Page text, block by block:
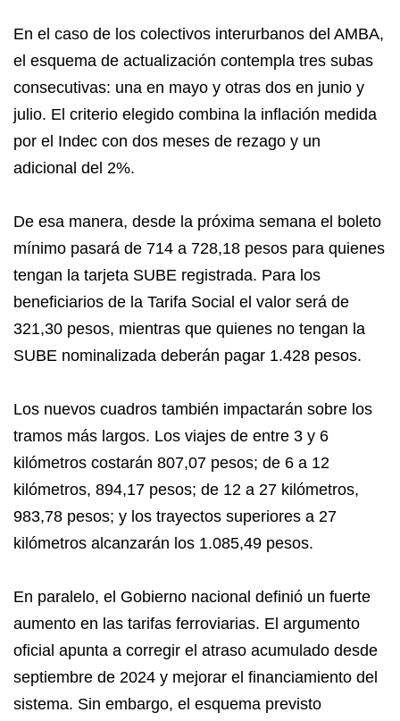
En el caso de los colectivos interurbanos del AMBA,
el esquema de actualización contempla tres subas
consecutivas: una en mayo y otras dos en junio y
julio. El criterio elegido combina la inflación medida
por el Indec con dos meses de rezago y un
adicional del 2%.
De esa manera, desde la próxima semana el boleto
mínimo pasará de 714 a 728,18 pesos para quienes
tengan la tarjeta SUBE registrada. Para los
beneficiarios de la Tarifa Social el valor será de
321,30 pesos, mientras que quienes no tengan la
SUBE nominalizada deberán pagar 1.428 pesos.
Los nuevos cuadros también impactarán sobre los
tramos más largos. Los viajes de entre 3 y 6
kilómetros costarán 807,07 pesos; de 6 a 12
kilómetros, 894,17 pesos; de 12 a 27 kilómetros,
983,78 pesos; y los trayectos superiores a 27
kilómetros alcanzarán los 1.085,49 pesos.
En paralelo, el Gobierno nacional definió un fuerte
aumento en las tarifas ferroviarias. El argumento
oficial apunta a corregir el atraso acumulado desde
septiembre de 2024 y mejorar el financiamiento del
sistema. Sin embargo, el esquema previsto